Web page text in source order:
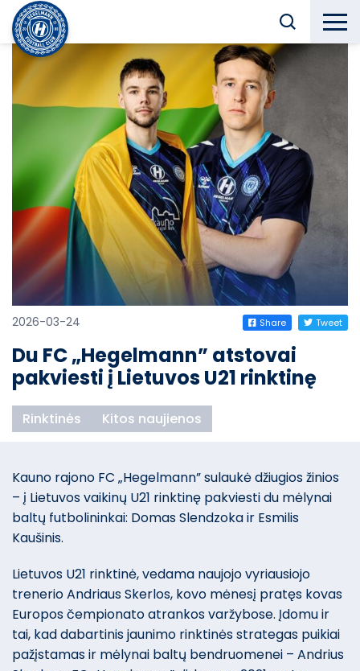
2026-03-24 Share Tweet
Du FC „Hegelmann” atstovai
pakviesti į Lietuvos U21 rinktinę
Rinktinės Kitos naujienos
Kauno rajono FC „Hegelmann” sulaukė džiugios žinios
– į Lietuvos vaikinų U21 rinktinę pakviesti du mėlynai
baltų futbolininkai: Domas Slendzoka ir Esmilis
Kaušinis.
Lietuvos U21 rinktinė, vedama naujojo vyriausiojo
trenerio Andriaus Skerlos, kovo mėnesį pratęs kovas
Europos čempionato atrankos varžybose. Įdomu ir
tai, kad dabartinis jaunimo rinktinės strategas puikiai
pažįstamas ir mėlynai baltų bendruomenei – Andrius